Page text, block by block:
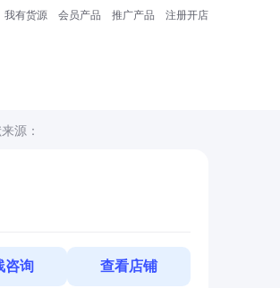
我有货源 会员产品 推广产品 注册开店
源：
咨询 查看店铺